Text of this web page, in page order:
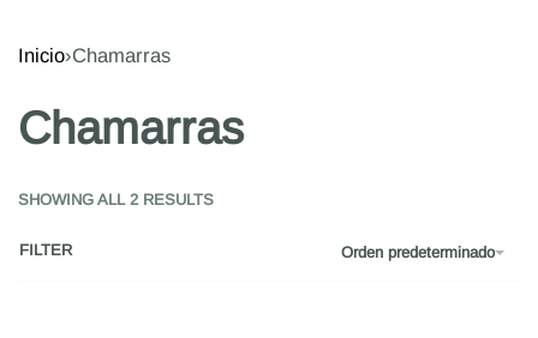
Inicio›Chamarras
Chamarras
SHOWING ALL 2 RESULTS
Orden predeterminado
FILTER